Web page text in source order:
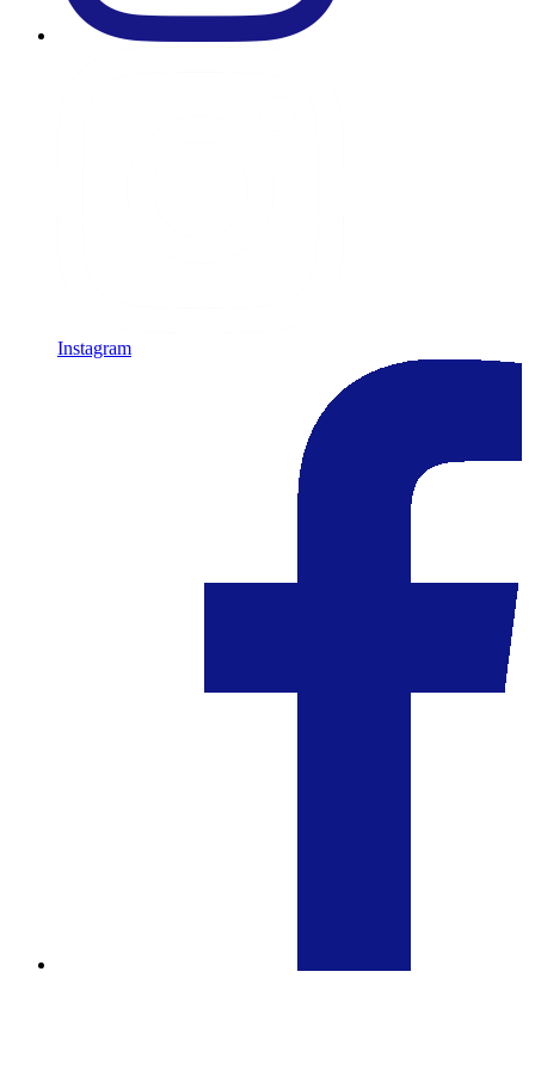
Instagram